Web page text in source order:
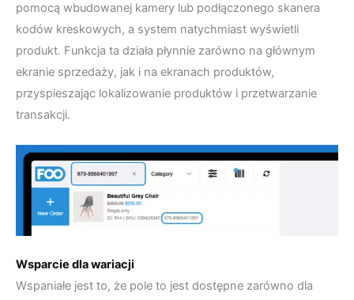
pomocą wbudowanej kamery lub podłączonego skanera
kodów kreskowych, a system natychmiast wyświetli
produkt. Funkcja ta działa płynnie zarówno na głównym
ekranie sprzedaży, jak i na ekranach produktów,
przyspieszając lokalizowanie produktów i przetwarzanie
transakcji.
Wsparcie dla wariacji
Wspaniałe jest to, że pole to jest dostępne zarówno dla